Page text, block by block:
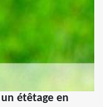
étêtage en